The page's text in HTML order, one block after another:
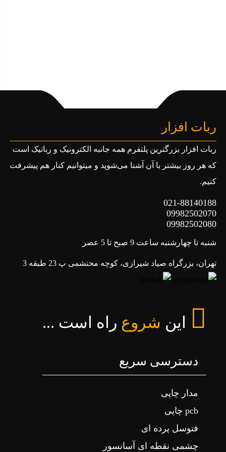
ربات افزار
ربات افزار بزرگترین پلتفرم همه جانبه الکترونیک و رباتیک است
که هر روز بیشتر با آن آشنا می‌شوید و میتوانیم کنار هم پیشرفت
کنیم.
021-88140188
09982502070
09982502080
شنبه تا چهارشنبه ساعت 9 صبح تا 5 عصر
تهران، بزرگراه صیاد شیرازی، کوچه محتشمی پ 23 طبقه 3
این شروع راه است ...
دسترسی سریع
مدار چاپی
pcb چاپی
فتوسل پرده ای
چشمی نقطه ای آسانسور